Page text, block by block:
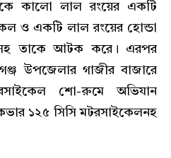
কালো লাল রংয়ের একটি
ও একটি লাল রংয়ের হোন্ডা
তাকে আটক করে। এরপর
উপজেলার গাজীর বাজারে
শো-রুমে অভিযান
১২৫ সিসি মটরসাইকেলনহ